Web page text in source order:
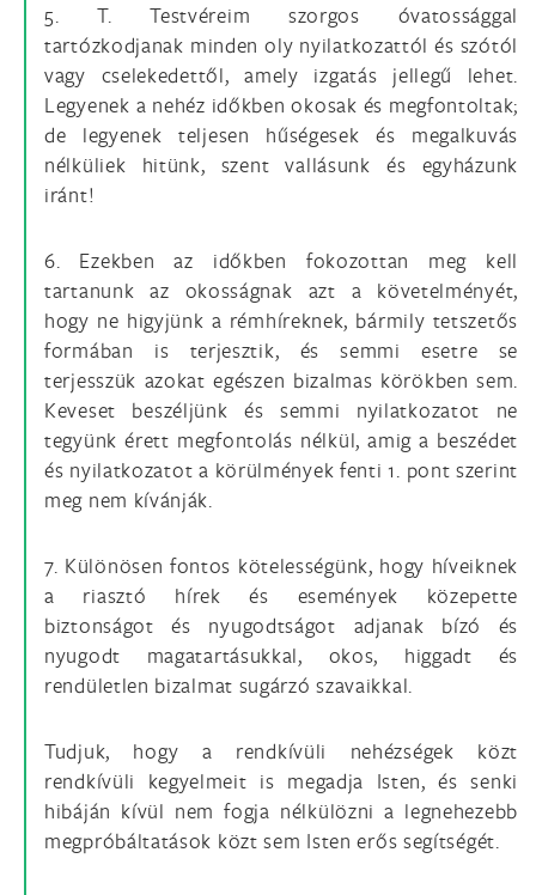
5. T. Testvéreim szorgos óvatossággal
tartózkodjanak minden oly nyilatkozattól és szótól
vagy cselekedettől, amely izgatás jellegű lehet.
Legyenek a nehéz időkben okosak és megfontoltak;
de legyenek teljesen hűségesek és megalkuvás
nélküliek hitünk, szent vallásunk és egyházunk
iránt!
6. Ezekben az időkben fokozottan meg kell
tartanunk az okosságnak azt a követelményét,
hogy ne higyjünk a rémhíreknek, bármily tetszetős
formában is terjesztik, és semmi esetre se
terjesszük azokat egészen bizalmas körökben sem.
Keveset beszéljünk és semmi nyilatkozatot ne
tegyünk érett megfontolás nélkül, amig a beszédet
és nyilatkozatot a körülmények fenti 1. pont szerint
meg nem kívánják.
7. Különösen fontos kötelességünk, hogy híveiknek
a riasztó hírek és események közepette
biztonságot és nyugodtságot adjanak bízó és
nyugodt magatartásukkal, okos, higgadt és
rendületlen bizalmat sugárzó szavaikkal.
Tudjuk, hogy a rendkívüli nehézségek közt
rendkívüli kegyelmeit is megadja Isten, és senki
hibáján kívül nem fogja nélkülözni a legnehezebb
megpróbáltatások közt sem Isten erős segítségét.